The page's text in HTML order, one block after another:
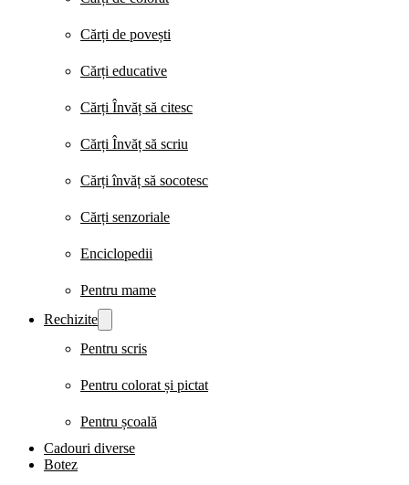
Cărți de povești
Cărți educative
Cărți Învăț să citesc
Cărți Învăț să scriu
Cărți învăț să socotesc
Cărți senzoriale
Enciclopedii
Pentru mame
Rechizite
Pentru scris
Pentru colorat și pictat
Pentru școală
Cadouri diverse
Botez